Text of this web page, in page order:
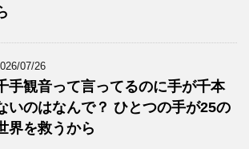
07/26
手観音って言ってるのに手が千本
いのはなんで？ ひとつの手が25の
界を救うから